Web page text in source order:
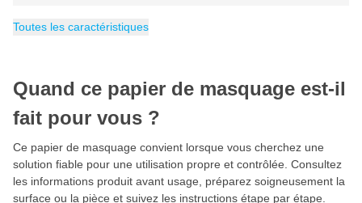
Respectueux de l'environnement
Le papier de masquage brun est également disponible en 2
autres largeurs. Tous les rouleaux ont une longueur de 50
mètres. Les autres largeurs disponibles:
15cm
45cm
EAN 6095700001017
Catégorie Papier de masquage
Toutes les caractéristiques
Quand ce papier de masquage est-il
fait pour vous ?
Ce papier de masquage convient lorsque vous cherchez une
solution fiable pour une utilisation propre et contrôlée. Consultez
les informations produit avant usage, préparez soigneusement la
surface ou la pièce et suivez les instructions étape par étape.